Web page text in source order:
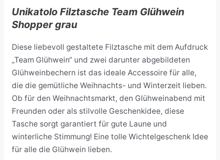
Unikatolo Filztasche Team Glühwein
Shopper grau
Diese liebevoll gestaltete Filztasche mit dem Aufdruck
„Team Glühwein“ und zwei darunter abgebildeten
Glühweinbechern ist das ideale Accessoire für alle,
die die gemütliche Weihnachts- und Winterzeit lieben.
Ob für den Weihnachtsmarkt, den Glühweinabend mit
Freunden oder als stilvolle Geschenkidee, diese
Tasche sorgt garantiert für gute Laune und
winterliche Stimmung! Eine tolle Wichtelgeschenk Idee
für alle die Glühwein lieben.